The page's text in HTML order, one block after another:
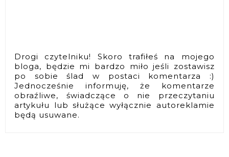
Drogi czytelniku! Skoro trafiłeś na mojego
bloga, będzie mi bardzo miło jeśli zostawisz
po sobie ślad w postaci komentarza :)
Jednocześnie informuję, że komentarze
obraźliwe, świadczące o nie przeczytaniu
artykułu lub służące wyłącznie autoreklamie
będą usuwane.